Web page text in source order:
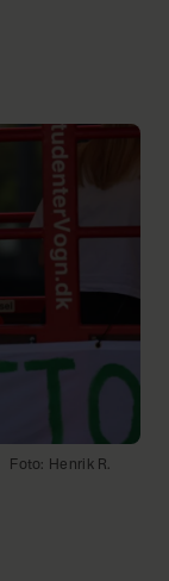
Foto: Henrik R.